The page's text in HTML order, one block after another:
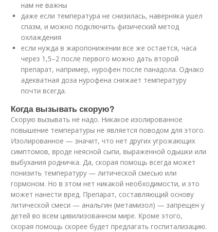
нам не важны
даже если температура не снизилась, наверняка ушел
спазм, и можно подключить физический метод
охлаждения
если нужда в жаропонижении все же остается, часа
через 1,5–2 после первого можно дать второй
препарат, например, нурофен после панадола. Однако
адекватная доза нурофена снижает температуру
почти всегда.
Когда вызывать скорую?
Скорую вызывать не надо. Никакое изолированное
повышение температуры не является поводом для этого.
Изолированное — значит, что нет других угрожающих
симптомов, вроде неясной сыпи, выраженной одышки или
выбухания родничка. Да, скорая помощь всегда может
понизить температуру — литической смесью или
гормоном. Но в этом нет никакой необходимости, и это
может нанести вред. Препарат, составляющий основу
литической смеси — анальгин (метамизол) — запрещен у
детей во всем цивилизованном мире. Кроме этого,
скорая помощь скорее будет предлагать госпитализацию.